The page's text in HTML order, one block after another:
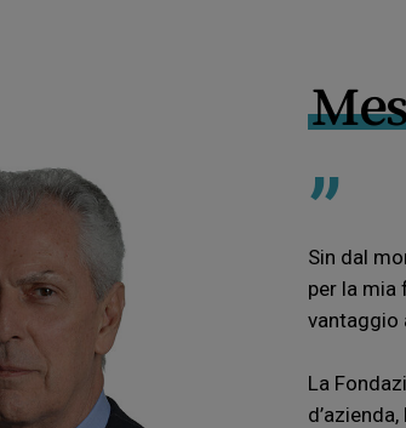
”
Sin dal
per la mia
vantaggio
La